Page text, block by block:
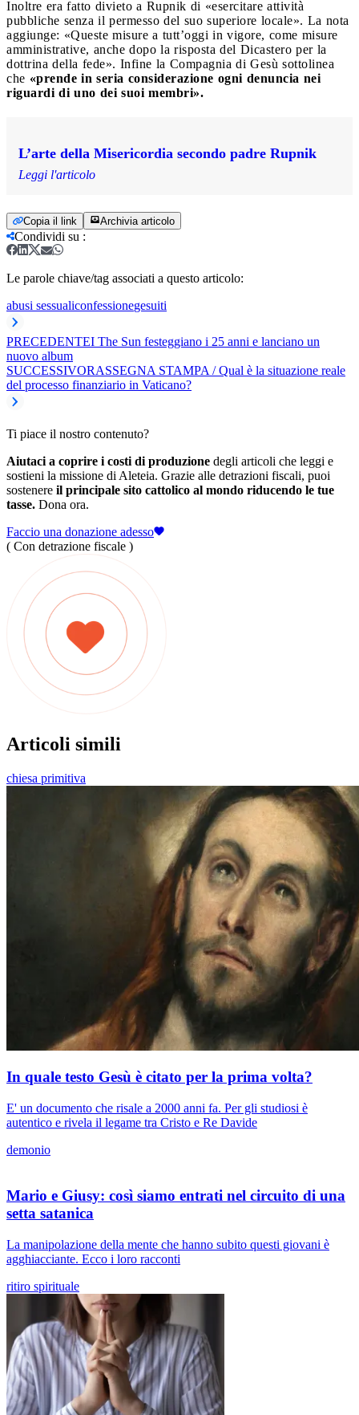
Inoltre era fatto divieto a Rupnik di «esercitare attività
pubbliche senza il permesso del suo superiore locale». La nota
aggiunge: «Queste misure a tutt’oggi in vigore, come misure
amministrative, anche dopo la risposta del Dicastero per la
dottrina della fede». Infine la Compagnia di Gesù sottolinea
che «prende in seria considerazione ogni denuncia nei
riguardi di uno dei suoi membri».
L’arte della Misericordia secondo padre Rupnik
Leggi l'articolo
Copia il link Archivia articolo
Condividi su :
Le parole chiave/tag associati a questo articolo:
abusi sessualiconfessionegesuiti
PRECEDENTEI The Sun festeggiano i 25 anni e lanciano un
nuovo album
SUCCESSIVORASSEGNA STAMPA / Qual è la situazione reale
del processo finanziario in Vaticano?
Ti piace il nostro contenuto?
Aiutaci a coprire i costi di produzione degli articoli che leggi e
sostieni la missione di Aleteia. Grazie alle detrazioni fiscali, puoi
sostenere il principale sito cattolico al mondo riducendo le tue
tasse. Dona ora.
Faccio una donazione adesso
( Con detrazione fiscale )
Articoli simili
chiesa primitiva
In quale testo Gesù è citato per la prima volta?
E' un documento che risale a 2000 anni fa. Per gli studiosi è
autentico e rivela il legame tra Cristo e Re Davide
demonio
Mario e Giusy: così siamo entrati nel circuito di una
setta satanica
La manipolazione della mente che hanno subito questi giovani è
agghiacciante. Ecco i loro racconti
ritiro spirituale